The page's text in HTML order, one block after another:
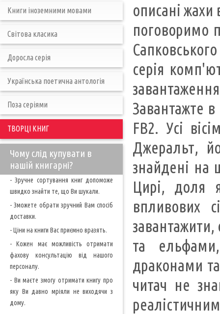
описані
поговоримо
серія
Завантажте
FB2. Усі
Джеральт,
знайдені на
Цирі, доля
впливових
завантажити,
та
драконами
читач не
Книги іноземними мовами
Світова класика
Доросла серія
Українська поетична антологія
Поза серіями
ТВОРЦІ КНИГ
Чому слід купувати в
нашій книгарні?
- Зручне сортування книг допоможе
швидко знайти те, що Ви шукали.
- Зможете обрати зручний Вам спосіб
доставки.
- Ціни на книги Вас приємно вразять.
- Кожен має можливість отримати
фахову консультацію від нашого
персоналу.
- Ви маєте змогу отримати книгу про
яку Ви давно мріяли не виходячи з
дому.